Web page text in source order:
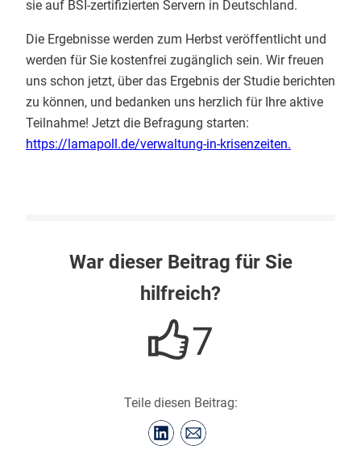
sie auf BSI-zertifizierten Servern in Deutschland.
Die Ergebnisse werden zum Herbst veröffentlicht und
werden für Sie kostenfrei zugänglich sein. Wir freuen
uns schon jetzt, über das Ergebnis der Studie berichten
zu können, und bedanken uns herzlich für Ihre aktive
Teilnahme! Jetzt die Befragung starten:
https://lamapoll.de/verwaltung-in-krisenzeiten.
War dieser Beitrag für Sie
hilfreich?
7
Teile diesen Beitrag: